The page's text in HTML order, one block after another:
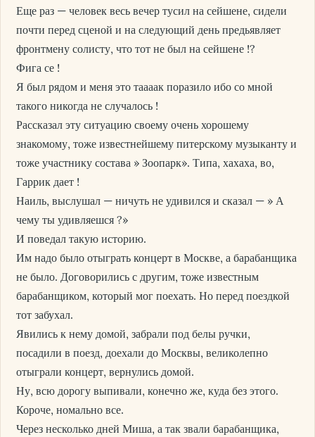
Еще раз — человек весь вечер тусил на сейшене, сидели
почти перед сценой и на следующий день предьявляет
фронтмену солисту, что тот не был на сейшене !?
Фига се !
Я был рядом и меня это таааак поразило ибо со мной
такого никогда не случалось !
Рассказал эту ситуацию своему очень хорошему
знакомому, тоже известнейшему питерскому музыканту и
тоже участнику состава » Зоопарк». Типа, хахаха, во,
Гаррик дает !
Наиль, выслушал — ничуть не удивился и сказал — » А
чему ты удивляешся ?»
И поведал такую историю.
Им надо было отыграть концерт в Москве, а барабанщика
не было. Договорились с другим, тоже известным
барабанщиком, который мог поехать. Но перед поездкой
тот забухал.
Явились к нему домой, забрали под белы ручки,
посадили в поезд, доехали до Москвы, великолепно
отыграли концерт, вернулись домой.
Ну, всю дорогу выпивали, конечно же, куда без этого.
Короче, номально все.
Через несколько дней Миша, а так звали барабанщика,